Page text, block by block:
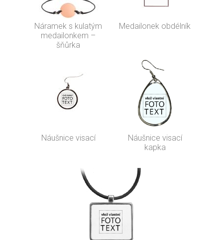
Náramek s kulatým
medailonkem –
šňůrka
Medailonek obdélník
Náušnice visací
Náušnice visací
kapka